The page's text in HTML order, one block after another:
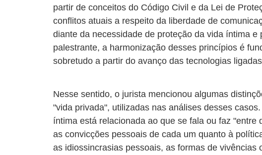
partir de conceitos do Código Civil e da Lei de
conflitos atuais a respeito da liberdade de
diante da necessidade de proteção da vida íntima e
palestrante, a harmonização desses princípios é
sobretudo a partir do avanço das tecnologias
Nesse sentido, o jurista mencionou algumas
"vida privada", utilizadas nas análises desses
íntima está relacionada ao que se fala ou faz "entre
as convicções pessoais de cada um quanto à
as idiossincrasias pessoais, as formas de vivências